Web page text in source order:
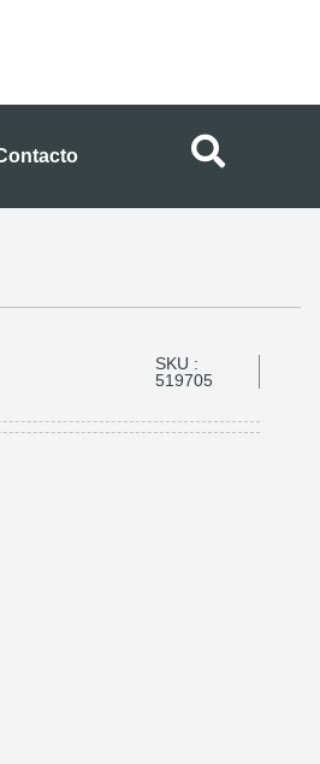
SKU :
519705